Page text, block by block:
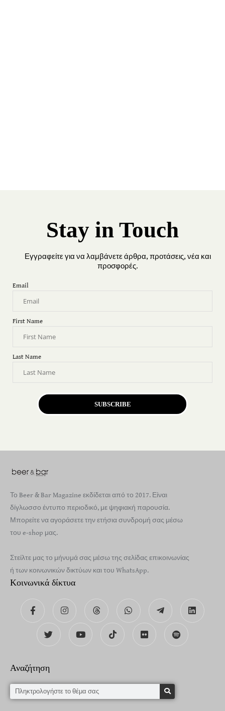
Stay in Touch
Εγγραφείτε για να λαμβάνετε άρθρα, προτάσεις, νέα και
προσφορές.
Email
First Name
Last Name
SUBSCRIBE
Το Beer & Bar Magazine εκδίδεται από το 2017. Είναι
δίγλωσσο έντυπο περιοδικό, με ψηφιακή παρουσία.
Μπορείτε να αγοράσετε την ετήσια συνδρομή σας μέσω
του e-shop μας.
Στείλτε μας το μήνυμά σας μέσω της σελίδας επικοινωνίας
ή των κοινωνικών δικτύων και του WhatsApp.
Κοινωνικά δίκτυα
Αναζήτηση